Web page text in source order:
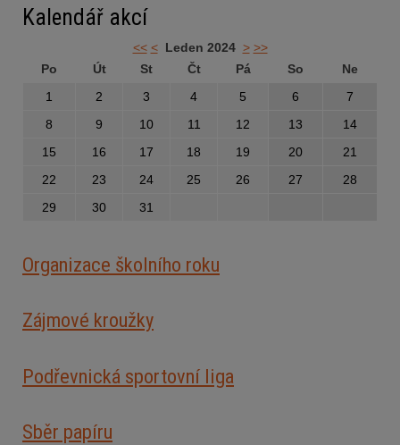
Kalendář akcí
<< < Leden 2024 > >>
Po
Út St Čt Pá So
Ne
1
2 3 4 5 6
7
8
9 10 11 12 13
14
15
16 17 18 19 20
21
22
23 24 25 26 27
28
29
30 31
Organizace školního roku
Zájmové kroužky
Podřevnická sportovní liga
Sběr papíru